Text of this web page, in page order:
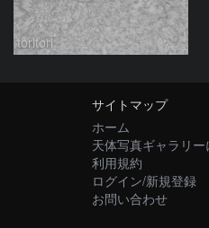
toritori
サイトマップ
ホーム
天体写真ギャラリー
利用規約
ログイン/新規登録
お問い合わせ